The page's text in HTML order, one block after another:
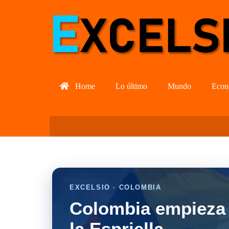
Home Lo último Mundo
EXCELSIO · COLOMBIA
Colombia